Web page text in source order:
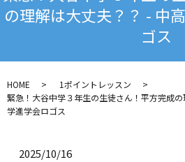
の理解は大丈夫？？ - 中
ゴス
HOME
1ポイントレッスン
緊急！大谷中学３年生の生徒さん！平方完成
学進学会ロゴス
2025/10/16